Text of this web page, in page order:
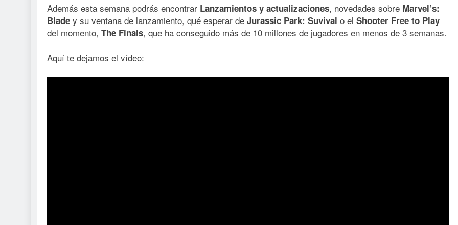
Además esta semana podrás encontrar Lanzamientos y actualizaciones, novedades sobre Marvel’s:
Blade y su ventana de lanzamiento, qué esperar de Jurassic Park: Suvival o el Shooter Free to Play
del momento, The Finals, que ha conseguido más de 10 millones de jugadores en menos de 3 semanas.
Aquí te dejamos el vídeo: